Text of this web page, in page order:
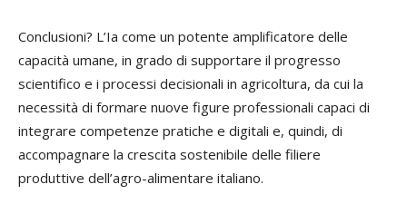
Conclusioni? L’Ia come un potente amplificatore delle
capacità umane, in grado di supportare il progresso
scientifico e i processi decisionali in agricoltura, da cui la
necessità di formare nuove figure professionali capaci di
integrare competenze pratiche e digitali e, quindi, di
accompagnare la crescita sostenibile delle filiere
produttive dell’agro-alimentare italiano.